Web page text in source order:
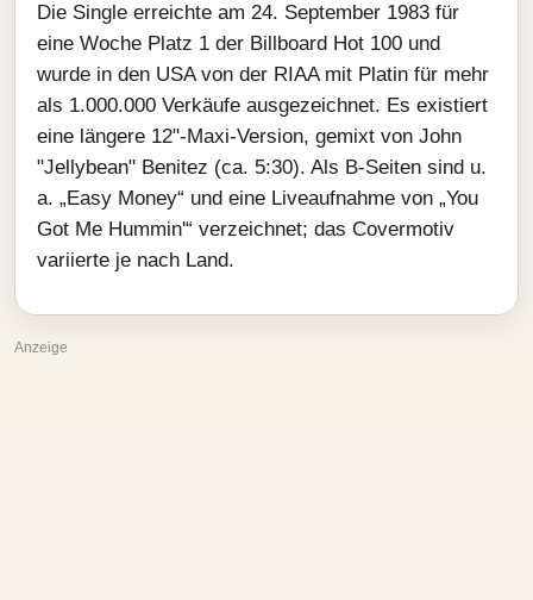
Die Single erreichte am 24. September 1983 für
eine Woche Platz 1 der Billboard Hot 100 und
wurde in den USA von der RIAA mit Platin für mehr
als 1.000.000 Verkäufe ausgezeichnet. Es existiert
eine längere 12"-Maxi-Version, gemixt von John
"Jellybean" Benitez (ca. 5:30). Als B-Seiten sind u.
a. „Easy Money“ und eine Liveaufnahme von „You
Got Me Hummin'“ verzeichnet; das Covermotiv
variierte je nach Land.
Anzeige